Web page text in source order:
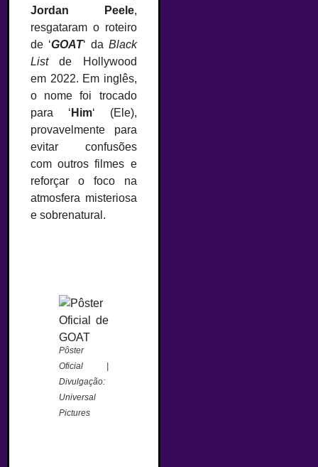
Jordan Peele,
resgataram o roteiro
de ‘GOAT‘ da Black
Listde Hollywood
em 2022. Em inglês,
o nome foi trocado
para ‘ Him‘ (Ele),
provavelmente para
evitar confusões
com outros filmes e
reforçar o foco na
atmosfera misteriosa
e sobrenatural.
Pôster
Oficial |
Divulgação:
Universal
Pictures